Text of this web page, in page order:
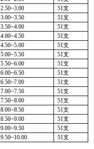
2.50~3.00 51支
3.00~3.50 51支
3.50~4.00 51支
4.00~4.50 51支
4.50~5.00 51支
5.00~5.50 51支
5.50~6.00 51支
6.00~6.50 51支
6.50~7.00 51支
7.00~7.50 51支
7.50~8.00 51支
8.00~8.50 51支
8.50~9.00 51支
9.00~9.50 51支
9.50~10.00 51支